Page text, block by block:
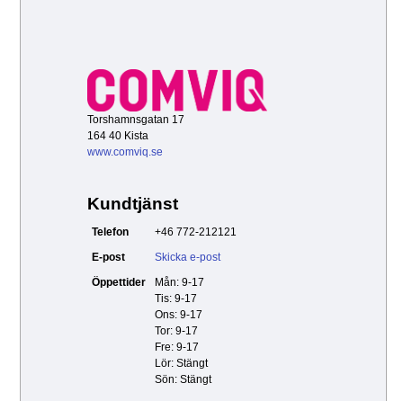
Torshamnsgatan 17
164 40 Kista
www.comviq.se
Kundtjänst
Telefon
+46 772-212121
E-post
Skicka e-post
Öppettider
Mån: 9-17
Tis: 9-17
Ons: 9-17
Tor: 9-17
Fre: 9-17
Lör: Stängt
Sön: Stängt